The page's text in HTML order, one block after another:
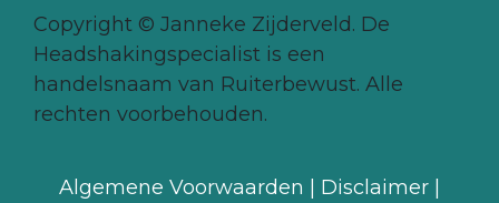
Copyright © Janneke Zijderveld. De
Headshakingspecialist is een
handelsnaam van Ruiterbewust. Alle
rechten voorbehouden.
Algemene Voorwaarden Disclaimer